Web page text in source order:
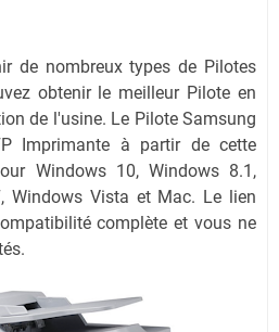
de nombreux types de Pilotes
obtenir le meilleur Pilote en
de l'usine. Le Pilote Samsung
Imprimante à partir de cette
Windows 10, Windows 8.1,
Windows Vista et Mac. Le lien
complète et vous ne